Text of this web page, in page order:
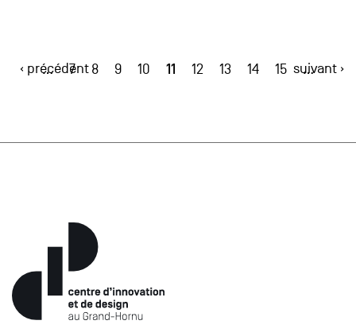
‹ précédent
… 7 8 9 10 11 12 13 14 15 …
suivant ›